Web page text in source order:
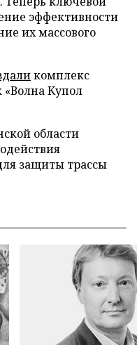
эффективности
их массового
комплекс
Купол
области
защиты трассы